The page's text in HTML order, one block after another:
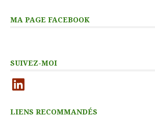
MA PAGE FACEBOOK
SUIVEZ-MOI
LinkedIn
LIENS RECOMMANDÉS